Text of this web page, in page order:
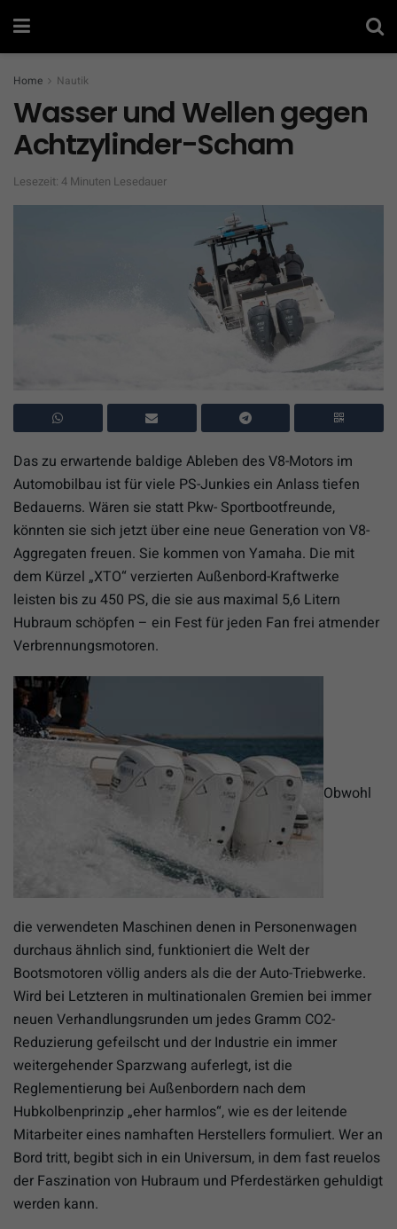
Home Nautik
Wasser und Wellen gegen
Achtzylinder-Scham
Lesezeit: 4 Minuten Lesedauer
Das zu erwartende baldige Ableben des V8-Motors im
Automobilbau ist für viele PS-Junkies ein Anlass tiefen
Bedauerns. Wären sie statt Pkw- Sportbootfreunde,
könnten sie sich jetzt über eine neue Generation von V8-
Aggregaten freuen. Sie kommen von Yamaha. Die mit
dem Kürzel „XTO“ verzierten Außenbord-Kraftwerke
leisten bis zu 450 PS, die sie aus maximal 5,6 Litern
Hubraum schöpfen – ein Fest für jeden Fan frei atmender
Verbrennungsmotoren.
Obwohl
die verwendeten Maschinen denen in Personenwagen
durchaus ähnlich sind, funktioniert die Welt der
Bootsmotoren völlig anders als die der Auto-Triebwerke.
Wird bei Letzteren in multinationalen Gremien bei immer
neuen Verhandlungsrunden um jedes Gramm CO2-
Reduzierung gefeilscht und der Industrie ein immer
weitergehender Sparzwang auferlegt, ist die
Reglementierung bei Außenbordern nach dem
Hubkolbenprinzip „eher harmlos“, wie es der leitende
Mitarbeiter eines namhaften Herstellers formuliert. Wer an
Bord tritt, begibt sich in ein Universum, in dem fast reuelos
der Faszination von Hubraum und Pferdestärken gehuldigt
werden kann.